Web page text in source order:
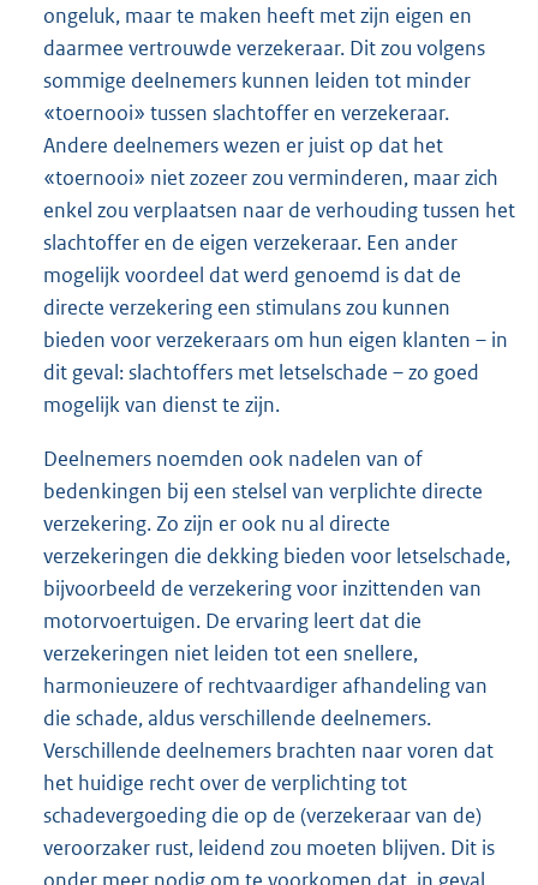
ongeluk, maar te maken heeft met zijn eigen en
daarmee vertrouwde verzekeraar. Dit zou volgens
sommige deelnemers kunnen leiden tot minder
«toernooi» tussen slachtoffer en verzekeraar.
Andere deelnemers wezen er juist op dat het
«toernooi» niet zozeer zou verminderen, maar zich
enkel zou verplaatsen naar de verhouding tussen het
slachtoffer en de eigen verzekeraar. Een ander
mogelijk voordeel dat werd genoemd is dat de
directe verzekering een stimulans zou kunnen
bieden voor verzekeraars om hun eigen klanten – in
dit geval: slachtoffers met letselschade – zo goed
mogelijk van dienst te zijn.
Deelnemers noemden ook nadelen van of
bedenkingen bij een stelsel van verplichte directe
verzekering. Zo zijn er ook nu al directe
verzekeringen die dekking bieden voor letselschade,
bijvoorbeeld de verzekering voor inzittenden van
motorvoertuigen. De ervaring leert dat die
verzekeringen niet leiden tot een snellere,
harmonieuzere of rechtvaardiger afhandeling van
die schade, aldus verschillende deelnemers.
Verschillende deelnemers brachten naar voren dat
het huidige recht over de verplichting tot
schadevergoeding die op de (verzekeraar van de)
veroorzaker rust, leidend zou moeten blijven. Dit is